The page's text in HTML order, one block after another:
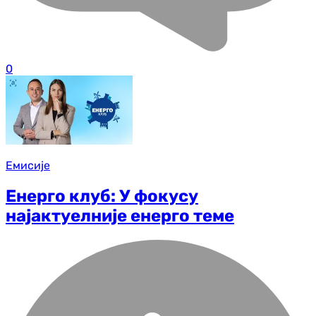
0
Емисије
Енерго клуб: У фокусу
најактуелније енерго теме